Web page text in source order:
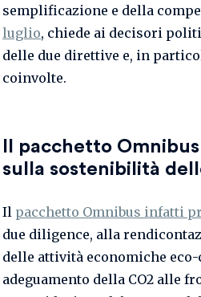
semplificazione e della
luglio, chiede ai decisori
delle due direttive e, in
coinvolte.
Il pacchetto
sulla sostenibilità
Il pacchetto Omnibus infatti
due diligence, alla
delle attività economiche
adeguamento della CO2 alle